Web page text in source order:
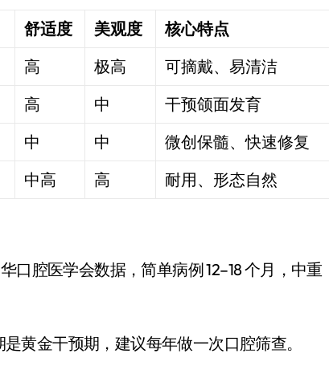
舒适度 美观度
核心特点
高 极高
可摘戴、易清洁
高 中
干预颌面发育
中 中
微创保髓、快速修复
中高 高 耐用、形态自然
口腔医学会数据，简单病例 12–18 个月，中重
黄金干预期，建议每年做一次口腔筛查。